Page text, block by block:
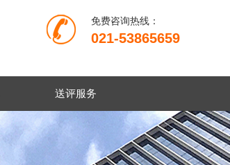
免费咨询热线：
021-53865659
送评服务